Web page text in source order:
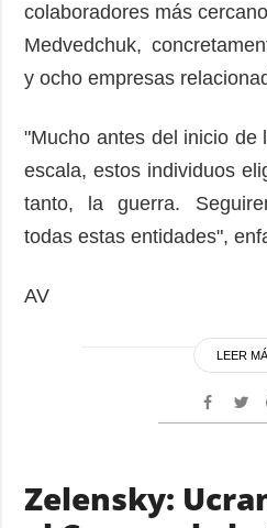
colaboradores más
Medvedchuk,
y ocho empresas
"Mucho antes del inicio de
escala, estos individuos
tanto, la guerra.
todas estas entidades",
AV
LEER
Zelensky: